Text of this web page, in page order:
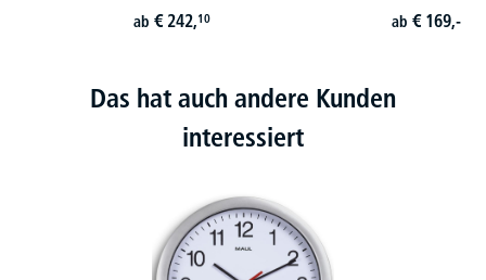
ab € 242,10 ab€ 169,-
Das hat auch andere Kunden
interessiert